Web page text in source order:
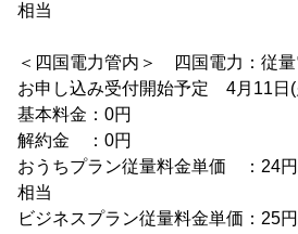
相当
＜四国電力管内＞ 四国電力：従量
お申し込み受付開始予定 4月11日(
基本料金：0円
解約金 ：0円
おうちプラン従量料金単価 ：24
相当
ビジネスプラン従量料金単価：